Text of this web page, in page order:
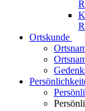
Ortskunde